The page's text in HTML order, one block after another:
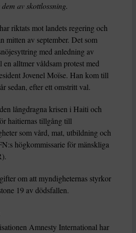
av skottlossning.
riktats mot landets regering och
mitten av september. Det som
med anledning av
alltmer våldsam protest med
Jovenel Moïse. Han kom till
sedan, efter ett omstritt val.
långdragna krisen i Haiti och
haitiernas tillgång till
som vård, mat, utbildning och
högkommissarie för mänskliga
om att myndigheternas styrkor
19 av dödsfallen.
Amnesty International har